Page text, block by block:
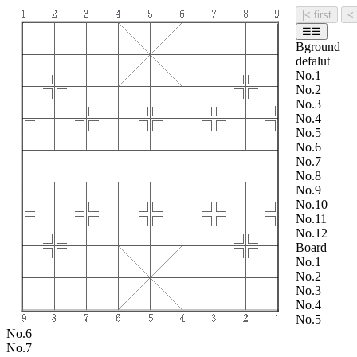
|< first
☰☰
Bground
defalut
No.1
No.2
No.3
No.4
No.5
No.6
No.7
No.8
No.9
No.10
No.11
No.12
Board
No.1
No.2
No.3
No.4
No.5
No.6
No.7